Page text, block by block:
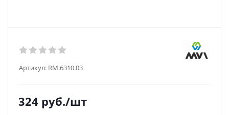
Артикул: RM.6310.03
324 руб./шт